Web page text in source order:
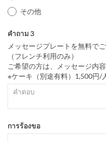
その他
คำถาม 3
メッセージプレートを無料で
（フレンチ利用のみ）
ご希望の方は、メッセージ内
※ケーキ（別途有料）1,500円/
การร้องขอ